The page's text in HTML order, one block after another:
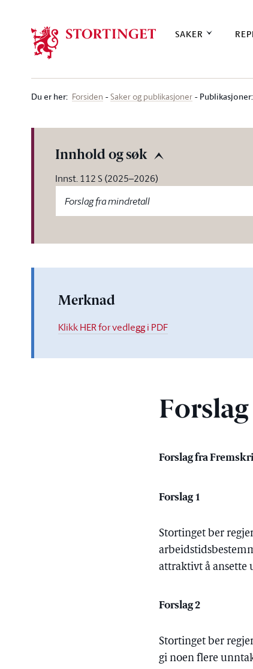
SAKER
Du er her: Forsiden Saker og publikasjoner Publikasjoner:
Innhold og søk
Innst. 112 S (2025–2026)
Forslag fra mindretall
Merknad
Klikk HER for vedlegg i PDF
Forslag fra
Forslag 1
Stortinget ber
attraktivt å ansette
Forslag 2
Stortinget ber
gi noen flere